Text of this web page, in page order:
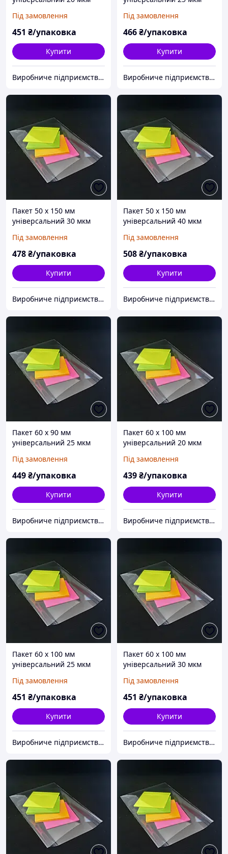
1000 шт
Під замовлення
451 ₴/упаковка
Купити
Виробниче підприємство "Аксіпласт"
1000 шт
Під замовлення
466₴/упаковка
Купити
Виробниче підприємство "Аксіпласт"
Пакет 50 x 150 мм
універсальний 30 мкм
1000 шт
Під замовлення
478₴/упаковка
Купити
Виробниче підприємство "Аксіпласт"
Пакет 50 x 150 мм
універсальний 40 мкм
1000 шт
Під замовлення
508₴/упаковка
Купити
Виробниче підприємство "Аксіпласт"
Пакет 60 x 90 мм
універсальний 25 мкм
1000 шт
Під замовлення
449₴/упаковка
Купити
Виробниче підприємство "Аксіпласт"
Пакет 60 x 100 мм
універсальний 20 мкм
1000 шт
Під замовлення
439₴/упаковка
Купити
Виробниче підприємство "Аксіпласт"
Пакет 60 x 100 мм
універсальний 25 мкм
1000 шт
Під замовлення
451 ₴/упаковка
Купити
Виробниче підприємство "Аксіпласт"
Пакет 60 x 100 мм
універсальний 30 мкм
1000 шт
Під замовлення
451 ₴/упаковка
Купити
Виробниче підприємство "Аксіпласт"